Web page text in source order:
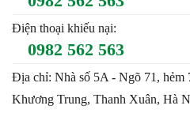
Điện thoại khiếu nại:
0982 562 563
Địa chỉ: Nhà số 5A - Ngõ 71, hẻm
Khương Trung, Thanh Xuân, Hà